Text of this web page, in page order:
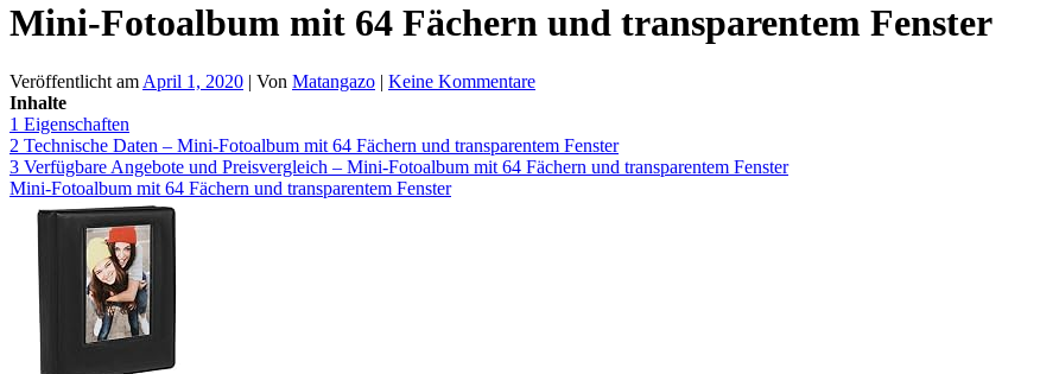
Mini-Fotoalbum mit 64 Fächern und transparentem Fenster
Veröffentlicht am April 1, 2020 | Von Matangazo | Keine Kommentare
Inhalte
1 Eigenschaften
2 Technische Daten – Mini-Fotoalbum mit 64 Fächern und transparentem Fenster
3 Verfügbare Angebote und Preisvergleich – Mini-Fotoalbum mit 64 Fächern und transparentem Fenster
Mini-Fotoalbum mit 64 Fächern und transparentem Fenster